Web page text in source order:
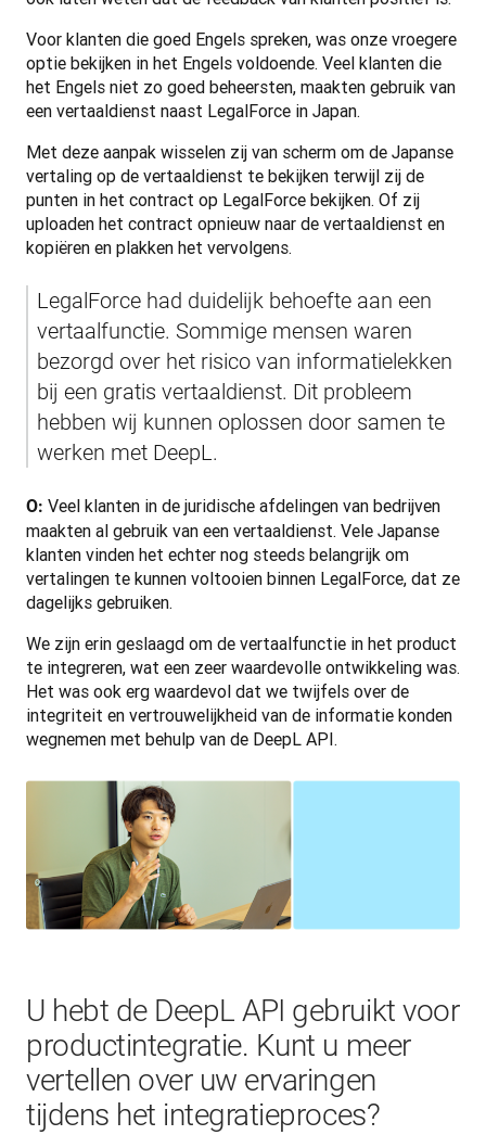
Voor klanten die goed Engels spreken, was onze vroegere
optie bekijken in het Engels voldoende. Veel klanten die
het Engels niet zo goed beheersten, maakten gebruik van
een vertaaldienst naast LegalForce in Japan.
Met deze aanpak wisselen zij van scherm om de Japanse
vertaling op de vertaaldienst te bekijken terwijl zij de
punten in het contract op LegalForce bekijken. Of zij
uploaden het contract opnieuw naar de vertaaldienst en
kopiëren en plakken het vervolgens.
LegalForce had duidelijk behoefte aan een
vertaalfunctie. Sommige mensen waren
bezorgd over het risico van informatielekken
bij een gratis vertaaldienst. Dit probleem
hebben wij kunnen oplossen door samen te
werken met DeepL.
O: Veel klanten in de juridische afdelingen van bedrijven
maakten al gebruik van een vertaaldienst. Vele Japanse
klanten vinden het echter nog steeds belangrijk om
vertalingen te kunnen voltooien binnen LegalForce, dat ze
dagelijks gebruiken.
We zijn erin geslaagd om de vertaalfunctie in het product
te integreren, wat een zeer waardevolle ontwikkeling was.
Het was ook erg waardevol dat we twijfels over de
integriteit en vertrouwelijkheid van de informatie konden
wegnemen met behulp van de DeepL API.
U hebt de DeepL API gebruikt voor
productintegratie. Kunt u meer
vertellen over uw ervaringen
tijdens het integratieproces?